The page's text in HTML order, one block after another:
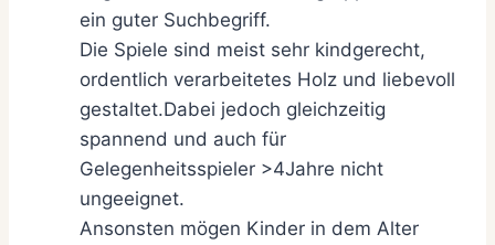
ein guter Suchbegriff.
Die Spiele sind meist sehr kindgerecht,
ordentlich verarbeitetes Holz und liebevoll
gestaltet.Dabei jedoch gleichzeitig
spannend und auch für
Gelegenheitsspieler >4Jahre nicht
ungeeignet.
Ansonsten mögen Kinder in dem Alter